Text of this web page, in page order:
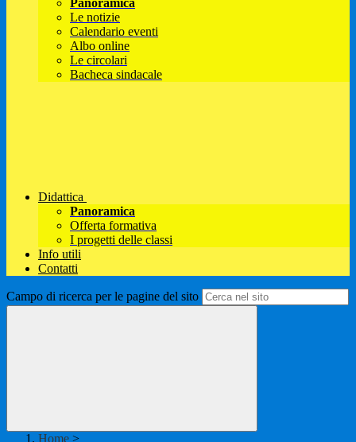
Panoramica
Le notizie
Calendario eventi
Albo online
Le circolari
Bacheca sindacale
Didattica
Panoramica
Offerta formativa
I progetti delle classi
Info utili
Contatti
Campo di ricerca per le pagine del sito
Home >